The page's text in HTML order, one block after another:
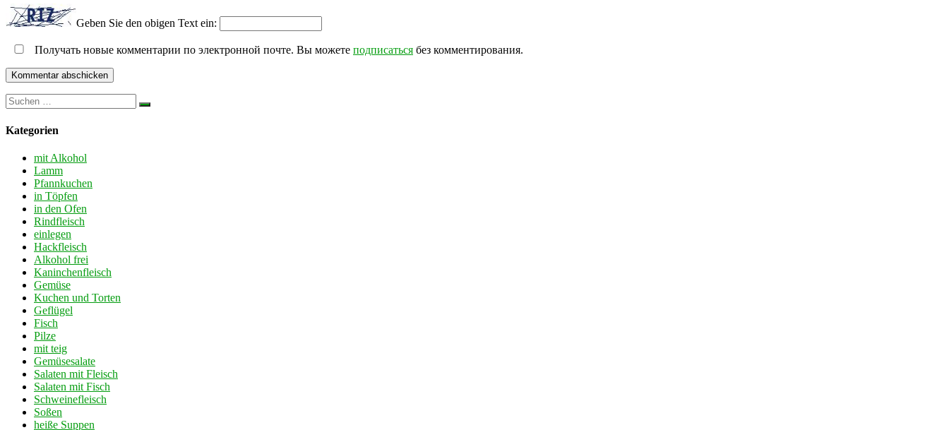
Geben Sie den obigen Text ein:
Получать новые комментарии по электронной почте. Вы можете подписаться без комментирования.
Kategorien
mit Alkohol
Lamm
Pfannkuchen
in Töpfen
in den Ofen
Rindfleisch
einlegen
Hackfleisch
Alkohol frei
Kaninchenfleisch
Gemüse
Kuchen und Torten
Geflügel
Fisch
Pilze
mit teig
Gemüsesalate
Salaten mit Fleisch
Salaten mit Fisch
Schweinefleisch
Soßen
heiße Suppen